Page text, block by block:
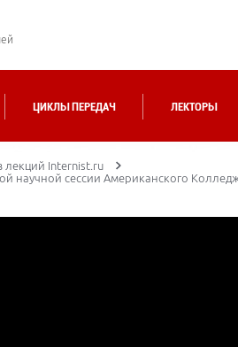
ЦИКЛЫ ПЕРЕДАЧ ЛЕКТОРЫ
лекций Internist.ru
научной сессии Американского